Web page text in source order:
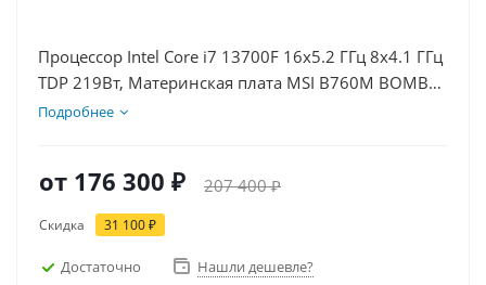
Процессор Intel Core i7 13700F 16x5.2 ГГц 8x4.1 ГГц
TDP 219Вт, Материнская плата MSI B760M BOMBER
WIFI D5, Видеокарта RTX 5060Ti 16Гб, Память
Подробнее
от 176 300 ₽ 207 400 ₽
Скидка 31 100 ₽
Достаточно
Нашли дешевле?